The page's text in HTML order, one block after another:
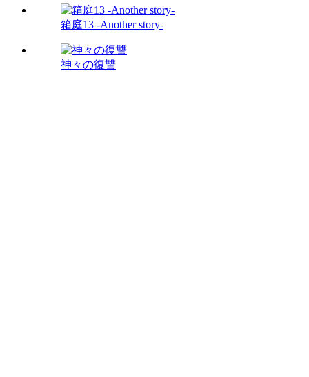
箱庭13 -Another story-
神々の復讐